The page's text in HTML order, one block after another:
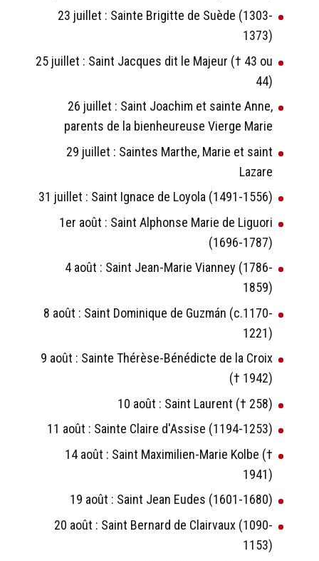
23 juillet : Sainte Brigitte de Suède (1303-
1373)
25 juillet : Saint Jacques dit le Majeur († 43 ou
44)
26 juillet : Saint Joachim et sainte Anne,
parents de la bienheureuse Vierge Marie
29 juillet : Saintes Marthe, Marie et saint
Lazare
31 juillet : Saint Ignace de Loyola (1491-1556)
1er août : Saint Alphonse Marie de Liguori
(1696-1787)
4 août : Saint Jean-Marie Vianney (1786-
1859)
8 août : Saint Dominique de Guzmán (c.1170-
1221)
9 août : Sainte Thérèse-Bénédicte de la Croix
(† 1942)
10 août : Saint Laurent († 258)
11 août : Sainte Claire d'Assise (1194-1253)
14 août : Saint Maximilien-Marie Kolbe (†
1941)
19 août : Saint Jean Eudes (1601-1680)
20 août : Saint Bernard de Clairvaux (1090-
1153)